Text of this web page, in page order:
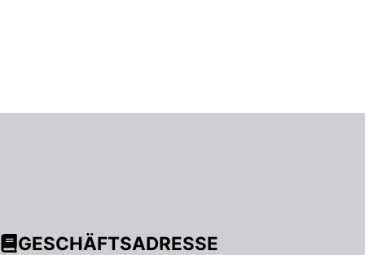
GESCHÄFTSADRESSE